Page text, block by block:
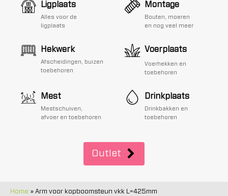
Ligplaats
Alles voor de
ligplaats
Montage
Bouten, moeren
en nog veel meer
Hekwerk
Afscheidingen, buizen
toebehoren
Voerplaats
Voerhekken en
toebehoren
Mest
Mestschuiven,
afvoer en toebehoren
Drinkplaats
Drinkbakken en
toebehoren
Outlet
Home » Arm voor kopboomsteun vkk L=425mm